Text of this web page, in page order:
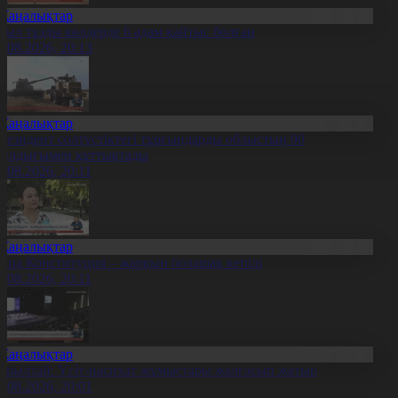
тұзды көлдерде 6 адам қайтыс болған
20:13
солтүстіктегі тұрғындарды облыстың 90
құттықтады
20:11
Конституция – жарқын болашақ кепілі
20:11
Үгіт-насихат жұмыстары жалғасып жатыр
20:01